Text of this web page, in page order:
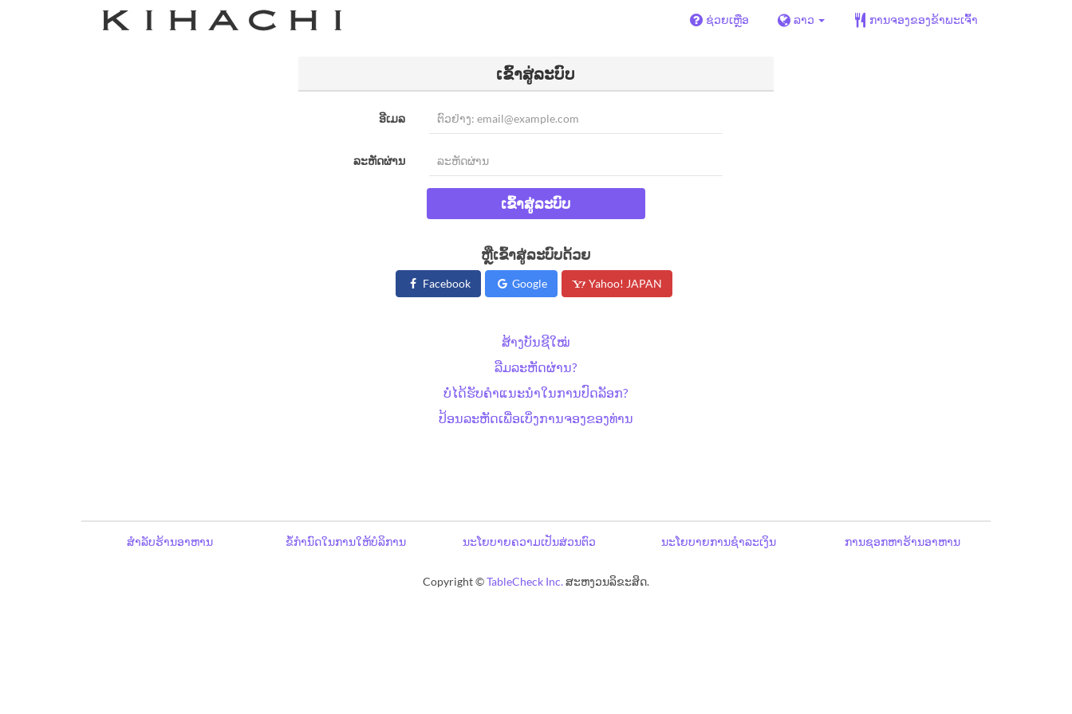
ຊ່ວຍເຫຼືອ ລາວ ການຈອງຂອງຂ້າພະເຈົ້າ
ເຂົ້າສູ່ລະບົບ
ອີເມລ
ລະຫັດຜ່ານ
ເຂົ້າສູ່ລະບົບ
ຫຼືເຂົ້າສູ່ລະບົບດ້ວຍ
Facebook Google Yahoo! JAPAN
ສ້າງບັນຊີໃໝ່
ລືມລະຫັດຜ່ານ?
ບໍ່ໄດ້ຮັບຄຳແນະນຳໃນການປົດລັອກ?
ປ້ອນລະຫັດເພື່ອເບິ່ງການຈອງຂອງທ່ານ
ສຳລັບຮ້ານອາຫານ ຂໍ້ກຳນົດໃນການໃຫ້ບໍລິການ ນະໂຍບາຍຄວາມເປັນສ່ວນຕົວ ນະໂຍບາຍການຊຳລະເງິນ ການຊອກຫາຮ້ານອາຫານ
Copyright ©TableCheck Inc.ສະຫງວນລິຂະສິດ.